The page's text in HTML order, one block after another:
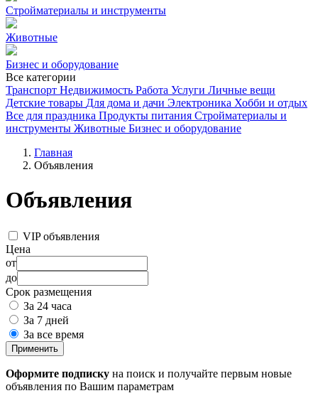
Стройматериалы и инструменты
Животные
Бизнес и оборудование
Все категории
Транспорт Недвижимость Работа Услуги Личные вещи
Детские товары Для дома и дачи Электроника Хобби и отдых
Все для праздника Продукты питания Стройматериалы и
инструменты Животные Бизнес и оборудование
Главная
Объявления
Объявления
VIP объявления
Цена
от
до
Срок размещения
За 24 часа
За 7 дней
За все время
Применить
Оформите подписку на поиск и получайте первым новые
объявления по Вашим параметрам